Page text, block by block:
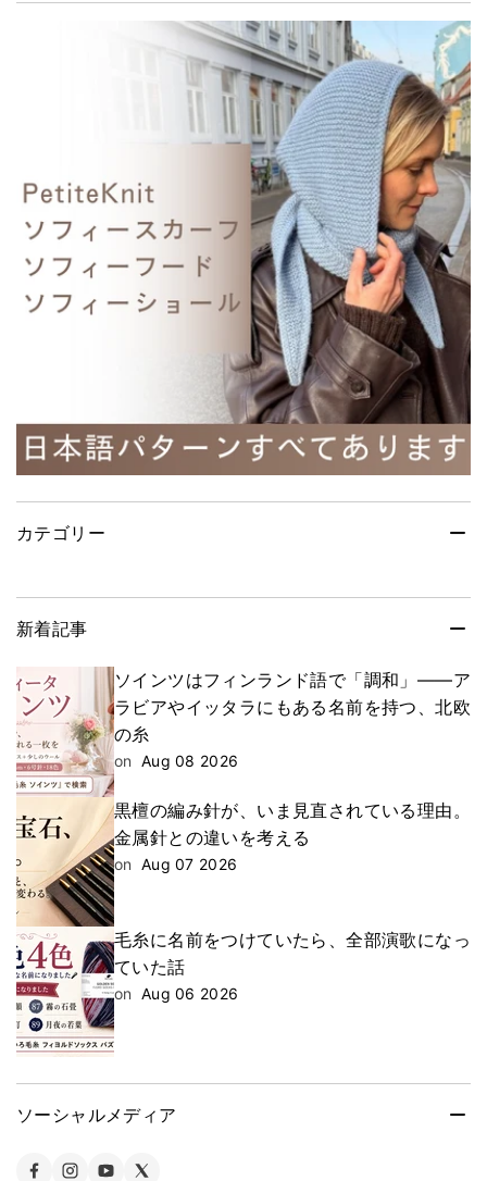
カテゴリー
新着記事
ソインツはフィンランド語で「調和」——ア
ラビアやイッタラにもある名前を持つ、北欧
の糸
on Aug 08 2026
黒檀の編み針が、いま見直されている理由。
金属針との違いを考える
on Aug 07 2026
毛糸に名前をつけていたら、全部演歌になっ
ていた話
on Aug 06 2026
ソーシャルメディア